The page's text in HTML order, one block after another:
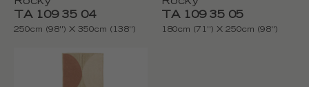
TA 109 35 04
250cm (98'') X 350cm (138'')
TA 109 35 05
180cm (71'') X 250cm (98'')